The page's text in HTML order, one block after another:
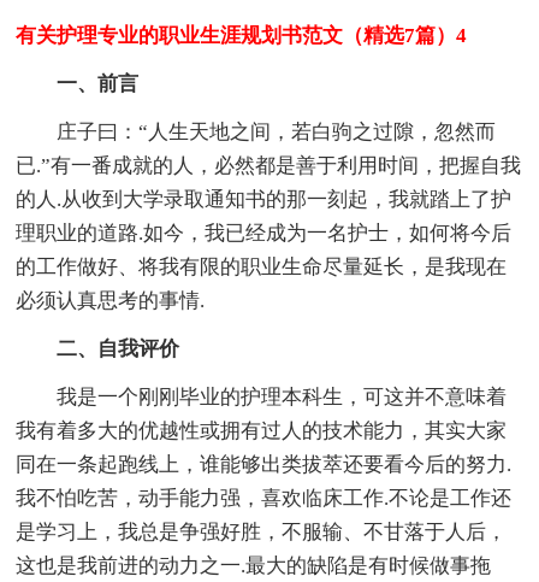
有关护理专业的职业生涯规划书范文（精选7篇）4
一、前言
庄子曰：“人生天地之间，若白驹之过隙，忽然而
已.”有一番成就的人，必然都是善于利用时间，把握自我
的人.从收到大学录取通知书的那一刻起，我就踏上了护
理职业的道路.如今，我已经成为一名护士，如何将今后
的工作做好、将我有限的职业生命尽量延长，是我现在
必须认真思考的事情.
二、自我评价
我是一个刚刚毕业的护理本科生，可这并不意味着
我有着多大的优越性或拥有过人的技术能力，其实大家
同在一条起跑线上，谁能够出类拔萃还要看今后的努力.
我不怕吃苦，动手能力强，喜欢临床工作.不论是工作还
是学习上，我总是争强好胜，不服输、不甘落于人后，
这也是我前进的动力之一.最大的缺陷是有时候做事拖